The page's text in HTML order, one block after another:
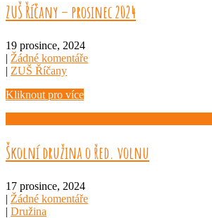
ZUŠ Říčany – prosinec 2024
19 prosince, 2024
| Žádné komentáře
| ZUŠ Říčany
Kliknout pro více
Školní družina o řed. volnu
17 prosince, 2024
| Žádné komentáře
| Družina